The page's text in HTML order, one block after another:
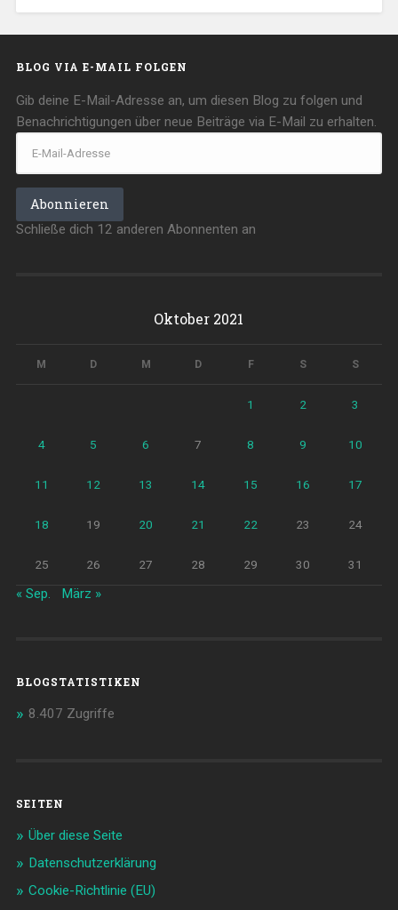
BLOG VIA E-MAIL FOLGEN
Gib deine E-Mail-Adresse an, um diesen Blog zu folgen und
Benachrichtigungen über neue Beiträge via E-Mail zu erhalten.
E-
Mail-
Abonnieren
Schließe dich 12 anderen Abonnenten an
Oktober 2021
M D M D F S S
1 2 3
4 5 6 7 8 9 10
11 12 13 14 15 16 17
18 19 20 21 22 23 24
25 26 27 28 29 30 31
« Sep. März »
BLOGSTATISTIKEN
8.407 Zugriffe
SEITEN
Über diese Seite
Datenschutzerklärung
Cookie-Richtlinie (EU)